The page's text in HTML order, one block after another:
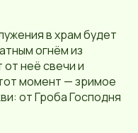
в храм будет
огнём из
неё свечи и
момент — зримое
от Гроба Господня